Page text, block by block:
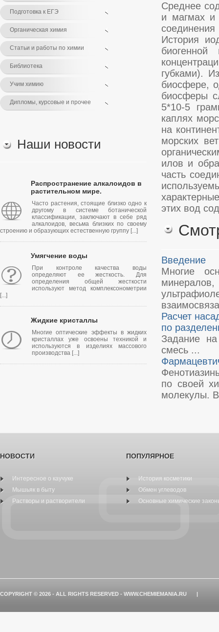
Подготовка к ЕГЭ
Органическая химия
Статьи и работы по химии
Библиотека
Учим химию
Дипломы, курсовые и прочее
Наши новости
Распространение алкалоидов в
растительном мире.
Часто растения, стоящие близко одно к
другому в системе ботанической
классификации, заключают в себе ряд
алкалоидов, весьма близких по своему
строению и образующих естественную группу [...]
Умягчение воды
При контроле качества воды
определяют ее жесткость. Для
определения общей жесткости
используют метод комплексонометрии
[...]
Жидкие кристаллы
Многие оптические эффекты в жидких
кристаллах уже освоены техникой и
используются в изделиях массового
производства [...]
Среднее
и магмах и
История
губками).
биосфере,
биосферы
5*10-5
каплях
на
морских
илов и
часть
этих вод
Введение
Многие
Расчет
по
Задание
смесь ...
по своей
молекулы.
НОВОСТИ
Интересное о каучуке
Мышьяк в быту
Растворы и растворители
ПОПУЛЯРНОЕ
История косметики
Обмен углеводов
Основные химические
COPYRIGHT © 2026 - ALL RIGHTS RESERVED - WWW.CHEMIEMANIA.RU |